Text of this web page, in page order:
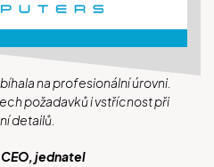
na profesionální úrovni.
požadavků i vstřícnost při
detailů.
jednatel